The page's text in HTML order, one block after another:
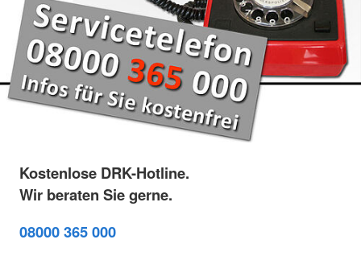
Kostenlose DRK-Hotline.
Wir beraten Sie gerne.
08000 365 000